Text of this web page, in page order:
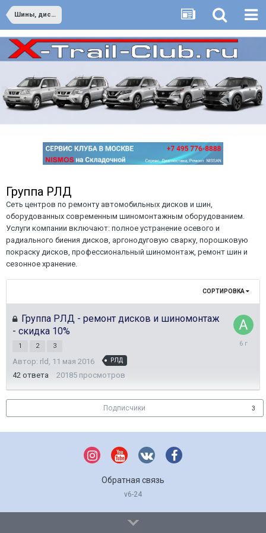
Шины, диски - продажа и ремонт
Группа РЛД
Сеть центров по ремонту автомобильных дисков и шин,
оборудованных современным шиномонтажным оборудованием.
Услуги компании включают: полное устранение осевого и
радиального биения дисков, аргонодуговую сварку, порошковую
покраску дисков, профессиональный шиномонтаж, ремонт шин и
сезонное хранение.
СОРТИРОВКА
Группа РЛД - ремонт дисков и шиномонтаж
- скидка 10%
1 2 3
Автор: rld 11 мая 2016 РЛД
42 ответа 20185 просмотров
12
Подписчики 3
Обратная связь
v6-24